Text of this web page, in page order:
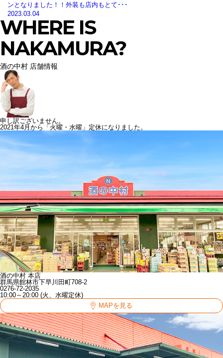
ンとなりました！！外装も店内もとて･･･
2023.03.04
WHERE IS
NAKAMURA?
酒の中村 店舗情報
申し訳ございません。
2021年4月から「火曜・水曜」定休になりました。
酒の中村 本店
群馬県館林市下早川田町708-2
0276-72-2035
10:00～20:00 (火、水曜定休)
MAPを見る